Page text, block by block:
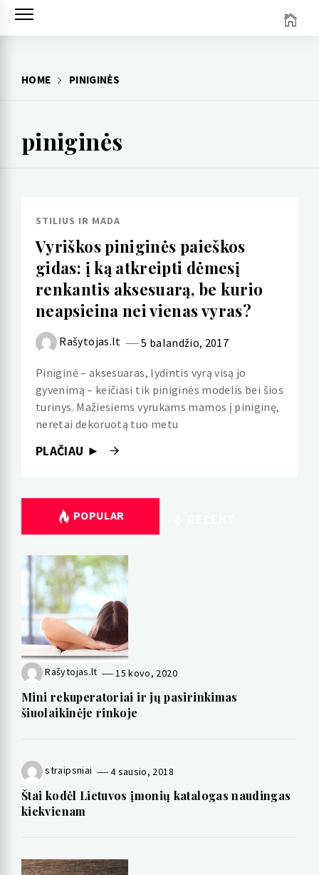
Skip
HOME PINIGINĖS
piniginės
STILIUS IR MADA
Vyriškos piniginės paieškos
gidas: į ką atkreipti dėmesį
renkantis aksesuarą, be kurio
neapsieina nei vienas vyras?
Rašytojas.lt 5 balandžio, 2017
Piniginė – aksesuaras, lydintis vyrą visą jo
gyvenimą – keičiasi tik piniginės modelis bei šios
turinys. Mažiesiems vyrukams mamos į piniginę,
neretai dekoruotą tuo metu
PLAČIAU ►
POPULAR
Rašytojas.lt 15 kovo, 2020
Mini rekuperatoriai ir jų pasirinkimas
šiuolaikinėje rinkoje
straipsniai 4 sausio, 2018
Štai kodėl Lietuvos įmonių katalogas naudingas
kiekvienam